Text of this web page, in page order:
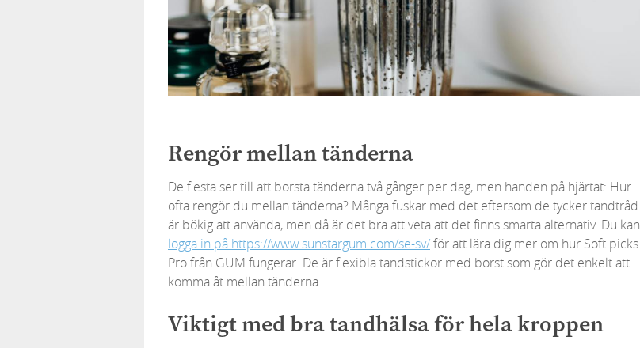
Rengör mellan tänderna
De flesta ser till att borsta tänderna två gånger per dag, men handen på hjärtat: Hur
ofta rengör du mellan tänderna? Många fuskar med det eftersom de tycker tandtråd
är bökig att använda, men då är det bra att veta att det finns smarta alternativ. Du kan
logga in på https://www.sunstargum.com/se-sv/för att lära dig mer om hur Soft picks
Pro från GUM fungerar. De är flexibla tandstickor med borst som gör det enkelt att
komma åt mellan tänderna.
Viktigt med bra tandhälsa för hela kroppen